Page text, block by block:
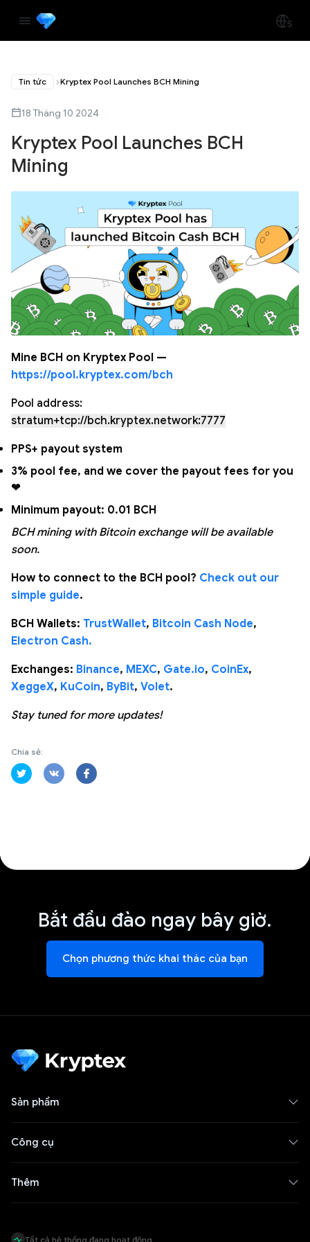
Tin tức Kryptex Pool Launches BCH Mining
18 Tháng 10 2024
Kryptex Pool Launches BCH
Mining
Mine BCH on Kryptex Pool —
https://pool.kryptex.com/bch
Pool address:
stratum+tcp://bch.kryptex.network:7777
PPS+ payout system
3% pool fee, and we cover the payout fees for you
❤
Minimum payout: 0.01 BCH
BCH mining with Bitcoin exchange will be available
soon.
How to connect to the BCH pool? Check out our
simple guide.
BCH Wallets: TrustWallet, Bitcoin Cash Node,
Electron Cash.
Exchanges: Binance, MEXC, Gate.io, CoinEx,
XeggeX, KuCoin, ByBit, Volet.
Stay tuned for more updates!
Chia sẻ:
Bắt đầu đào ngay bây giờ.
Chọn phương thức khai thác của bạn
Sản phẩm
Công cụ
Thêm
Tất cả hệ thống đang hoạt động